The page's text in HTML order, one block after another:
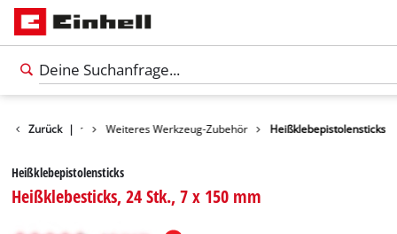
Zurück | Weiteres Werkzeug-Zubehör Heißklebepistolensticks
Heißklebepistolensticks
Heißklebesticks, 24 Stk., 7 x 150 mm